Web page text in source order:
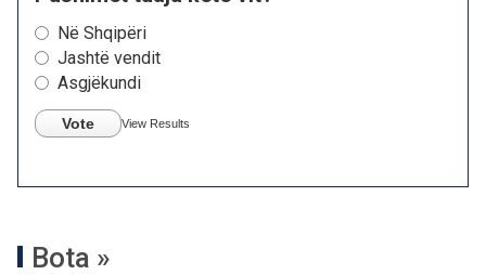
Në Shqipëri
Jashtë vendit
Asgjëkundi
Vote View Results
Bota »